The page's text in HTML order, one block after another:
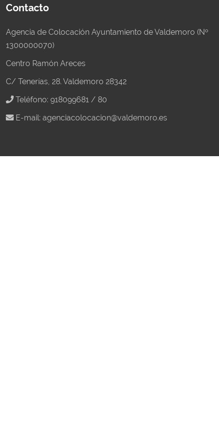
Contacto
Agencia de Colocación Ayuntamiento de Valdemoro (Nº
1300000070)
Centro Ramón Areces
C/ Tenerías, 28. Valdemoro 28342
Teléfono: 918099681 / 80
E-mail: agenciacolocacion@valdemoro.es